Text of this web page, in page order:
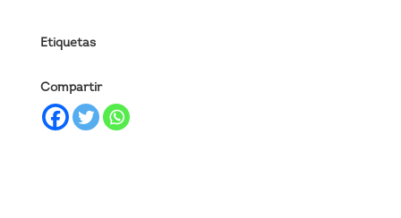
Etiquetas
Compartir